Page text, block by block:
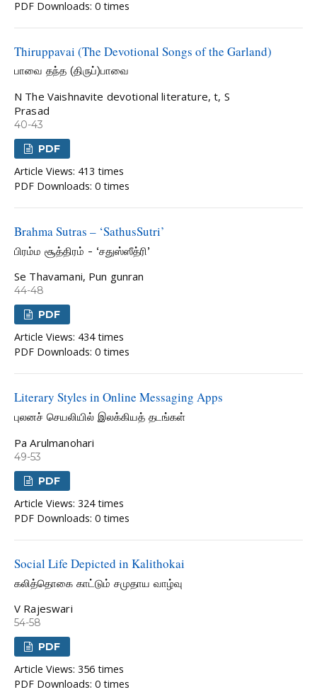
PDF Downloads: 0 times
Thiruppavai (The Devotional Songs of the Garland)
பாவை தந்த (திருப்)பாவை
N The Vaishnavite devotional literature, t, S
Prasad
40-43
PDF
Article Views: 413 times
PDF Downloads: 0 times
Brahma Sutras – ‘SathusSutri’
பிரம்ம சூத்திரம் - ‘சதுஸ்ஸீத்ரி’
Se Thavamani, Pun gunran
44-48
PDF
Article Views: 434 times
PDF Downloads: 0 times
Literary Styles in Online Messaging Apps
புலனச் செயலியில் இலக்கியத் தடங்கள்
Pa Arulmanohari
49-53
PDF
Article Views: 324 times
PDF Downloads: 0 times
Social Life Depicted in Kalithokai
கலித்தொகை காட்டும் சமுதாய வாழ்வு
V Rajeswari
54-58
PDF
Article Views: 356 times
PDF Downloads: 0 times